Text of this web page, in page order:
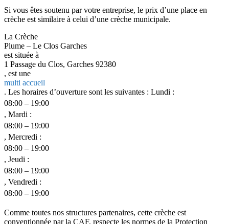
Si vous êtes soutenu par votre entreprise, le prix d’une place en
crèche est similaire à celui d’une crèche municipale.
La Crèche
Plume – Le Clos Garches
est située à
1 Passage du Clos, Garches 92380
, est une
multi accueil
. Les horaires d’ouverture sont les suivantes : Lundi :
08:00 – 19:00
, Mardi :
08:00 – 19:00
, Mercredi :
08:00 – 19:00
, Jeudi :
08:00 – 19:00
, Vendredi :
08:00 – 19:00
Comme toutes nos structures partenaires, cette crèche est
conventionnée par la CAF, respecte les normes de la Protection